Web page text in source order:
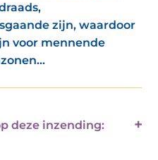
zijn, waardoor
voor mennende
deze inzending: